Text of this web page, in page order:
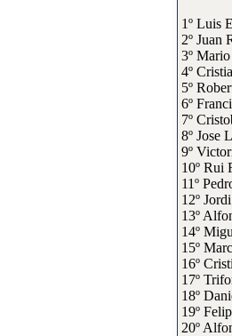
1º Luis
2º
3º
4º
5º
6º
7º
8º
9º
10º
11º
12º
13º
14º
15º
16º
17º
18º
19º
20º